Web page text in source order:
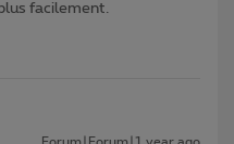
facilement.